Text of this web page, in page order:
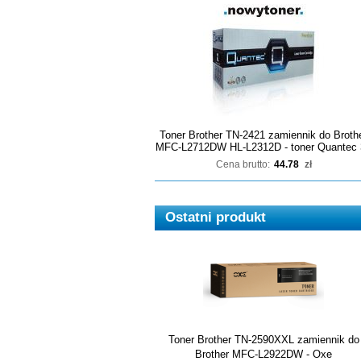
Toner Brother TN-2421 zamiennik do
MFC-L2712DW HL-L2312D - toner Quantec
Cena brutto: 44.78 zł
Ostatni produkt
Toner Brother TN-2590XXL zamiennik do
Brother MFC-L2922DW - Oxe